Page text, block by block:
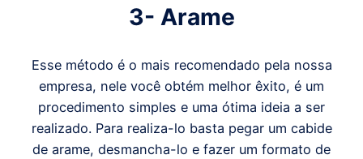
3- Arame
Esse método é o mais recomendado pela nossa
empresa, nele você obtém melhor êxito, é um
procedimento simples e uma ótima ideia a ser
realizado. Para realiza-lo basta pegar um cabide
de arame, desmancha-lo e fazer um formato de